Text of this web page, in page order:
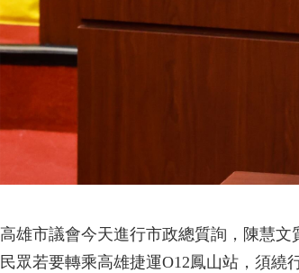
高雄市議會今天進行市政總質詢，陳慧
民眾若要轉乘高雄捷運O12鳳山站，須繞